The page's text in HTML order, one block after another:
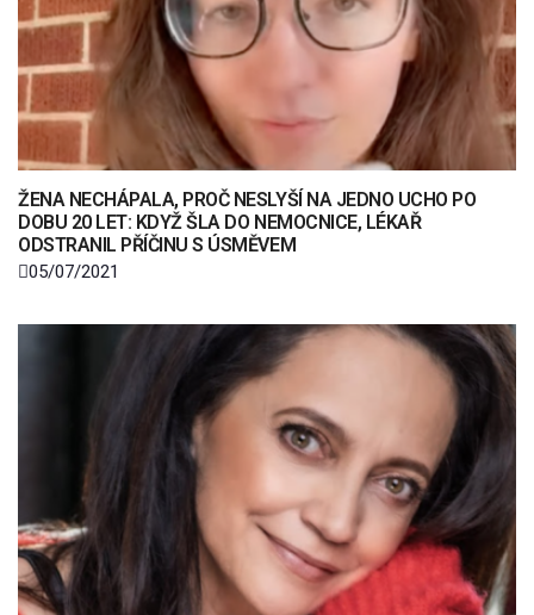
ŽENA NECHÁPALA, PROČ NESLYŠÍ NA JEDNO UCHO PO
DOBU 20 LET: KDYŽ ŠLA DO NEMOCNICE, LÉKAŘ
ODSTRANIL PŘÍČINU S ÚSMĚVEM
05/07/2021